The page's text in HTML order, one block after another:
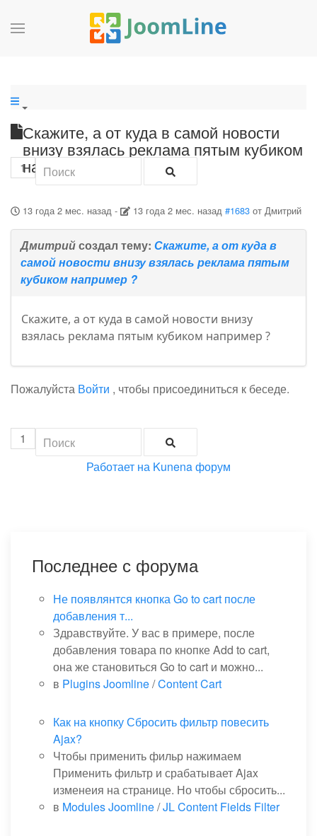
Скажите, а от куда в самой новости
внизу взялась реклама пятым кубиком
например ?
1
13 года 2 мес. назад- 13 года 2 мес. назад #1683 отДмитрий
Дмитрийсоздал тему: Скажите, а от куда в
самой новости внизу взялась реклама пятым
кубиком например ?
Скажите, а от куда в самой новости внизу
взялась реклама пятым кубиком например ?
Пожалуйста Войти , чтобы присоединиться к беседе.
1
Работает на Kunena форум
Последнее с форума
Не появлянтся кнопка Go to cart после
добавления т...
Здравствуйте. У вас в примере, после
добавления товара по кнопке Add to cart,
она же становиться Go to cart и можно...
в Plugins Joomline/Content Cart
Как на кнопку Сбросить фильтр повесить
Ajax?
Чтобы применить фильр нажимаем
Применить фильтр и срабатывает Ajax
изменеия на странице. Но чтобы сбросить...
в Modules Joomline/JL Content Fields Filter